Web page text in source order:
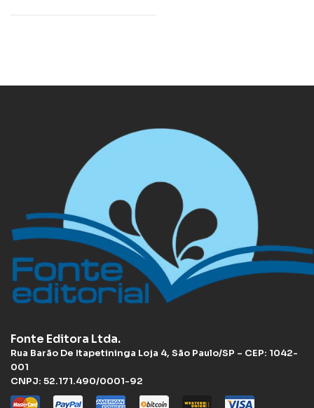
Fonte Editora Ltda.
Rua Barão De Itapetininga Loja 4, São Paulo/SP – CEP: 1042-
001
CNPJ: 52.171.490/0001-92